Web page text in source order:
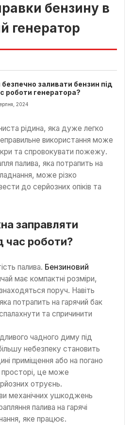
бензину в
генератор
безпечно заливати бензин під
роботи генератора?
2024
рідина, яка дуже легко
використання може
та спровокувати пожежу.
палива, яка потрапить на
може різко
до серйозних опіків та
заправляти
час роботи?
палива. Бензиновий
має компактні розміри,
поруч. Навіть
потрапить на гарячий бак
та спричинити
чадного диму під
небезпеку становить
приміщення або на погано
це може
отруєнь.
механічних ушкоджень
палива на гарячі
яке працює.